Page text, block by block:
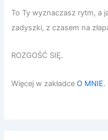
To Ty wyznaczasz rytm, a
zadyszki, z czasem na
ROZGOŚĆ SIĘ.
Więcej w zakładceO MNIE.